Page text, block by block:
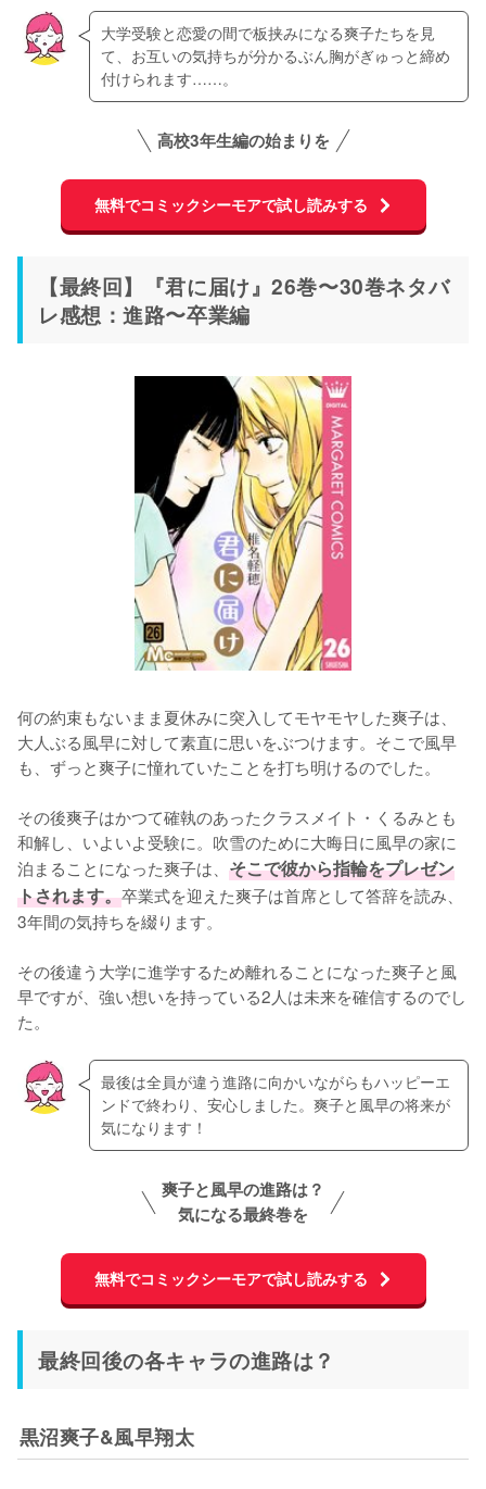
大学受験と恋愛の間で板挟みになる爽子たちを見
て、お互いの気持ちが分かるぶん胸がぎゅっと締め
付けられます……。
高校3年生編の始まりを
無料でコミックシーモアで試し読みする
【最終回】『君に届け』26巻〜30巻ネタバ
レ感想：進路〜卒業編
何の約束もないまま夏休みに突入してモヤモヤした爽子は、
大人ぶる風早に対して素直に思いをぶつけます。そこで風早
も、ずっと爽子に憧れていたことを打ち明けるのでした。
その後爽子はかつて確執のあったクラスメイト・くるみとも
和解し、いよいよ受験に。吹雪のために大晦日に風早の家に
泊まることになった爽子は、 そこで彼から指輪をプレゼン
トされます。卒業式を迎えた爽子は首席として答辞を読み、
3年間の気持ちを綴ります。
その後違う大学に進学するため離れることになった爽子と風
早ですが、強い想いを持っている2人は未来を確信するのでし
た。
最後は全員が違う進路に向かいながらもハッピーエ
ンドで終わり、安心しました。爽子と風早の将来が
気になります！
爽子と風早の進路は？
気になる最終巻を
無料でコミックシーモアで試し読みする
最終回後の各キャラの進路は？
黒沼爽子&風早翔太